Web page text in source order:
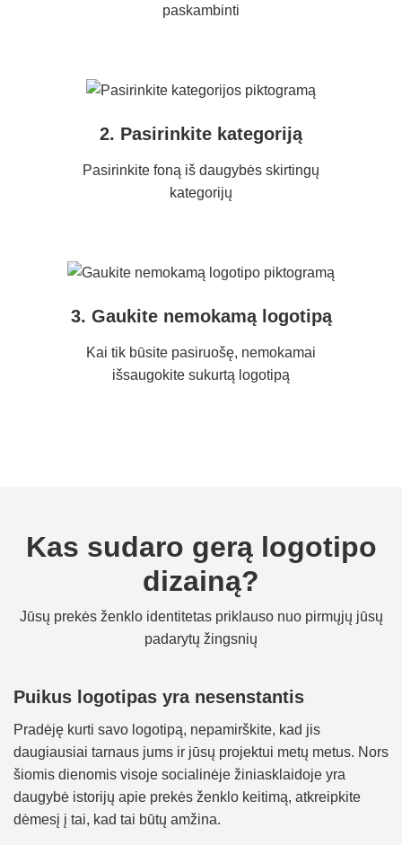
paskambinti
2. Pasirinkite kategoriją
Pasirinkite foną iš daugybės skirtingų
kategorijų
3. Gaukite nemokamą logotipą
Kai tik būsite pasiruošę, nemokamai
išsaugokite sukurtą logotipą
Kas sudaro gerą logotipo
dizainą?
Jūsų prekės ženklo identitetas priklauso nuo pirmųjų jūsų
padarytų žingsnių
Puikus logotipas yra nesenstantis
Pradėję kurti savo logotipą, nepamirškite, kad jis
daugiausiai tarnaus jums ir jūsų projektui metų metus. Nors
šiomis dienomis visoje socialinėje žiniasklaidoje yra
daugybė istorijų apie prekės ženklo keitimą, atkreipkite
dėmesį į tai, kad tai būtų amžina.